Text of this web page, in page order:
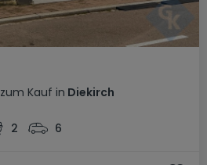
zum Kauf in Diekirch
2 6